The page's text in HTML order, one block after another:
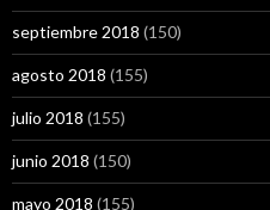
septiembre 2018 (150)
agosto 2018 (155)
julio 2018 (155)
junio 2018 (150)
mayo 2018 (155)